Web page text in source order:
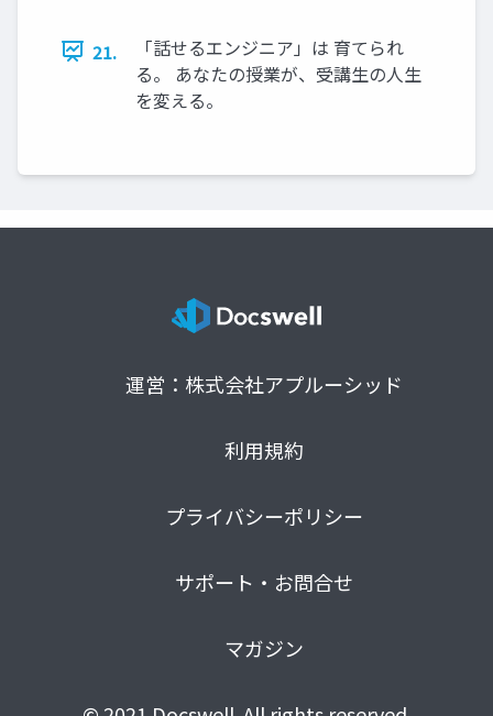
21.
「話せるエンジニア」は 育てられ
る。 あなたの授業が、受講生の人生
を変える。
運営：株式会社アプルーシッド
利用規約
プライバシーポリシー
サポート・お問合せ
マガジン